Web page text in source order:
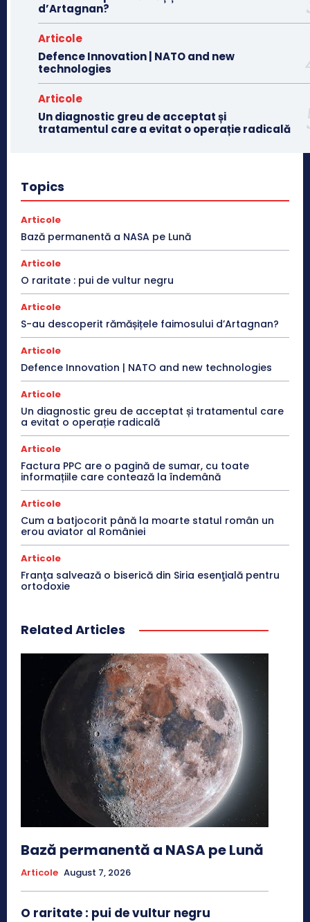
d’Artagnan?
Articole
Defence Innovation | NATO and new
technologies
Articole
Un diagnostic greu de acceptat și
tratamentul care a evitat o operație radicală
Topics
Articole
Bază permanentă a NASA pe Lună
Articole
O raritate : pui de vultur negru
Articole
S-au descoperit rămășițele faimosului d’Artagnan?
Articole
Defence Innovation | NATO and new technologies
Articole
Un diagnostic greu de acceptat și tratamentul care
a evitat o operație radicală
Articole
Factura PPC are o pagină de sumar, cu toate
informațiile care contează la îndemână
Articole
Cum a batjocorit până la moarte statul român un
erou aviator al României
Articole
Franţa salvează o biserică din Siria esenţială pentru
ortodoxie
Related Articles
Bază permanentă a NASA pe Lună
Articole August 7, 2026
O raritate : pui de vultur negru